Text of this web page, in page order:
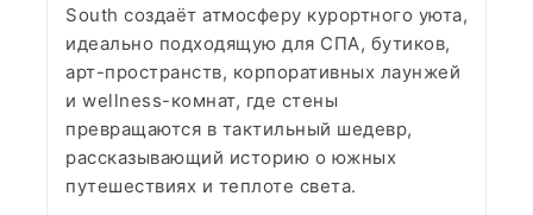
South создаёт атмосферу курортного уюта,
идеально подходящую для СПА, бутиков,
арт-пространств, корпоративных лаунжей
и wellness-комнат, где стены
превращаются в тактильный шедевр,
рассказывающий историю о южных
путешествиях и теплоте света.